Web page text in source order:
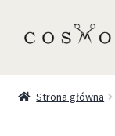
Strona główna